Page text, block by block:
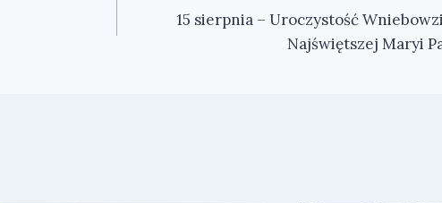
15 sierpnia – Uroczystość
Najświętszej Maryi